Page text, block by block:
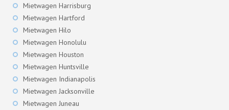
Mietwagen Harrisburg
Mietwagen Hartford
Mietwagen Hilo
Mietwagen Honolulu
Mietwagen Houston
Mietwagen Huntsville
Mietwagen Indianapolis
Mietwagen Jacksonville
Mietwagen Juneau